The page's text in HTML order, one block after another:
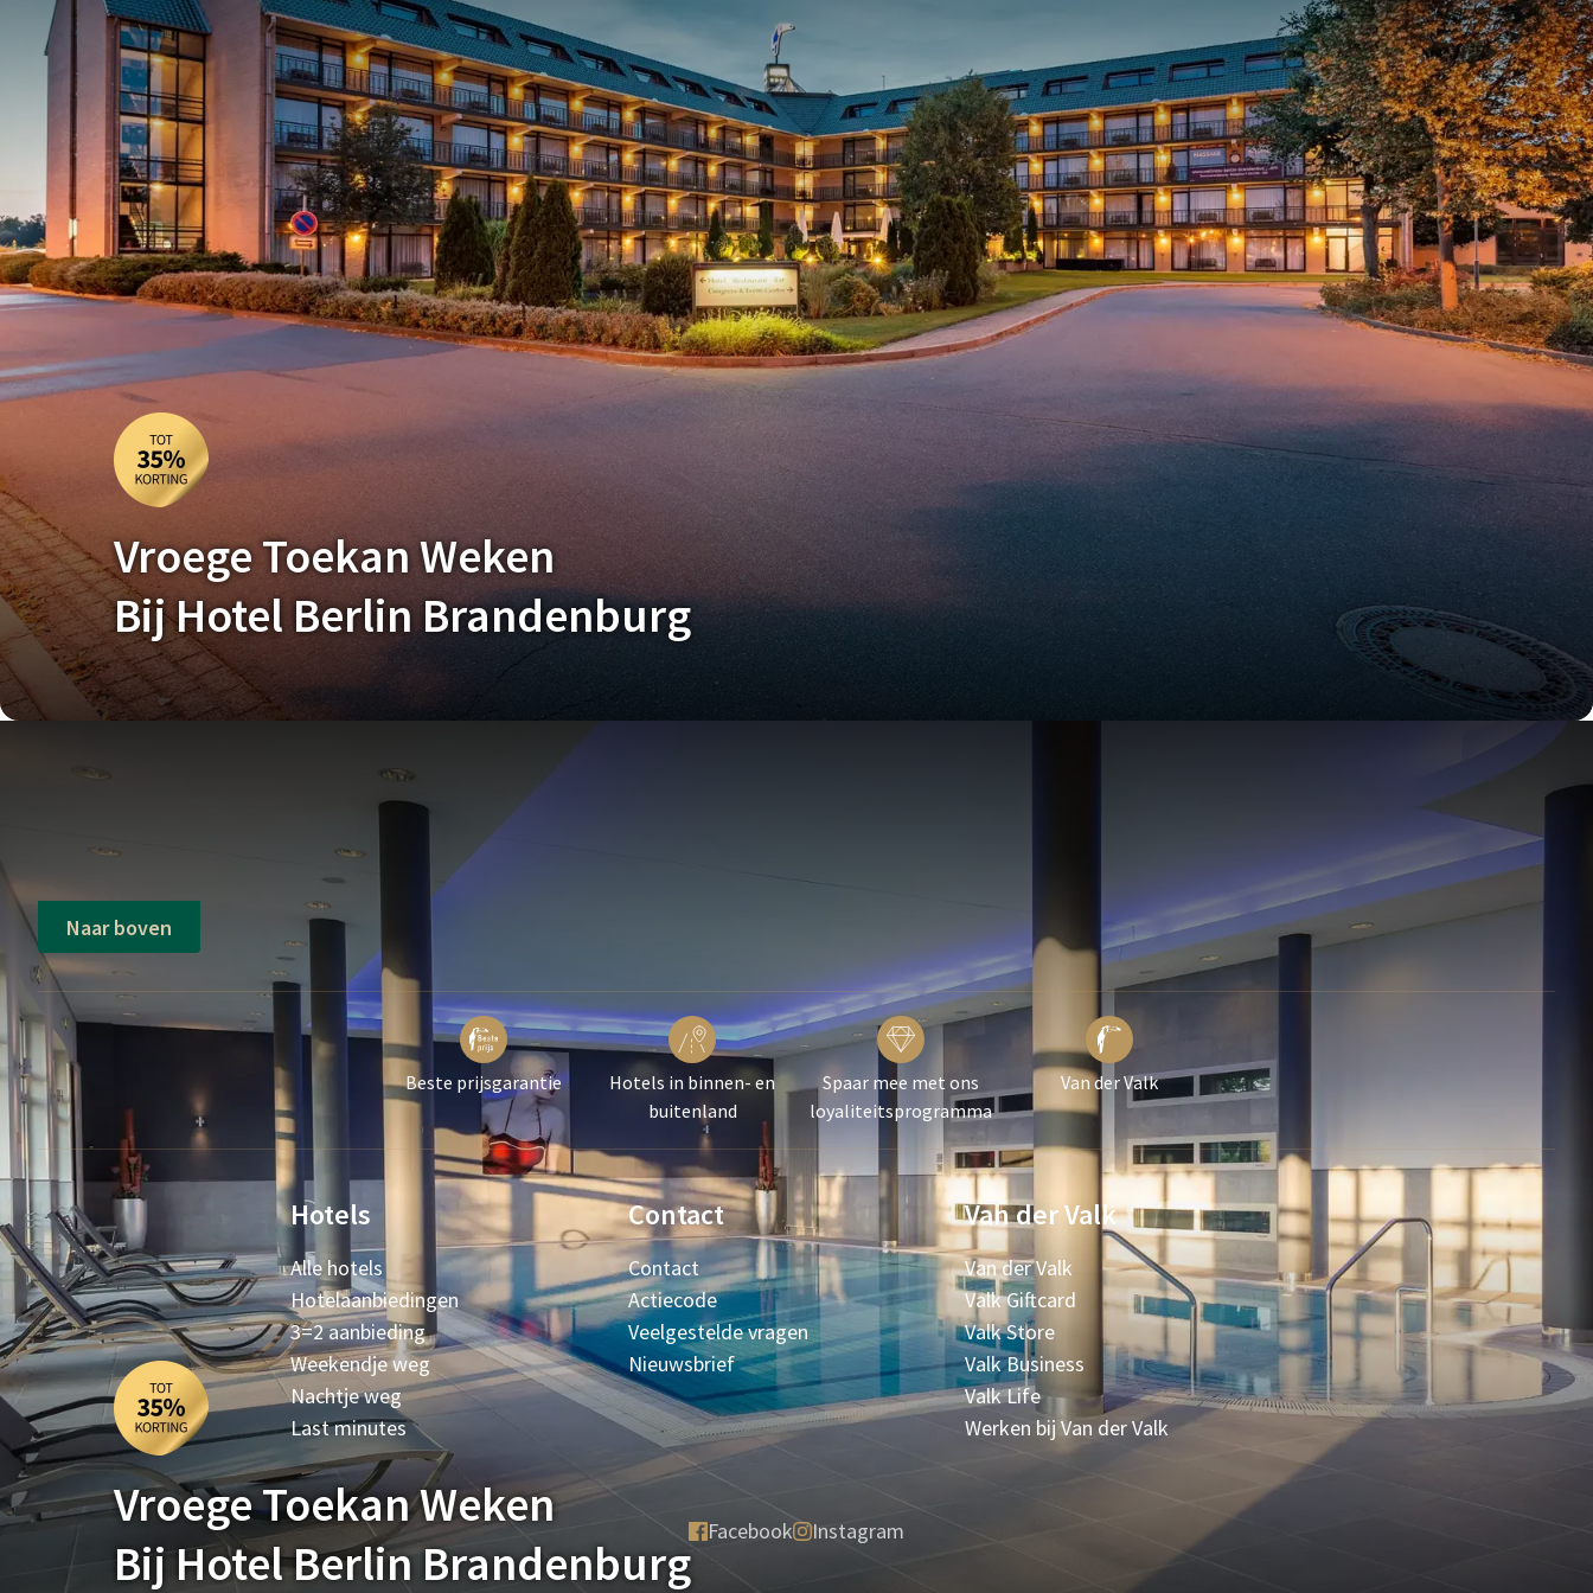
Vroege Toekan Weken
Bij Hotel Berlin Brandenburg
Vroege Toekan Weken
Bij Hotel Berlin Brandenburg
Naar boven
Beste prijsgarantie
Hotels in binnen- en
buitenland
Spaar mee met ons
loyaliteitsprogramma
Van der Valk
Hotels
Alle hotels
Hotelaanbiedingen
3=2 aanbieding
Weekendje weg
Nachtje weg
Last minutes
Contact
Contact
Actiecode
Veelgestelde vragen
Nieuwsbrief
Van der Valk
Van der Valk
Valk Giftcard
Valk Store
Valk Business
Valk Life
Werken bij Van der Valk
Facebook Instagram